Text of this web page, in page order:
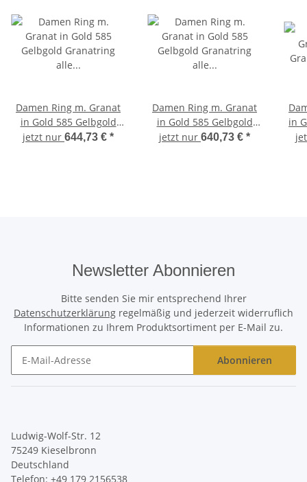
Damen Ring m. Granat
in Gold 585 Gelbgold
Granatring alle Weiten
jetzt nur 644,73 € *
Damen Ring m. Granat
in Gold 585 Gelbgold
Granatring alle Weiten
jetzt nur 640,73 € *
in
Newsletter Abonnieren
Bitte senden Sie mir entsprechend Ihrer
Datenschutzerklärung regelmäßig und jederzeit widerruflich
Informationen zu Ihrem Produktsortiment per E-Mail zu.
Abonnieren
Ludwig-Wolf-Str. 12
75249 Kieselbronn
Deutschland
Telefon: +49 179 2156538